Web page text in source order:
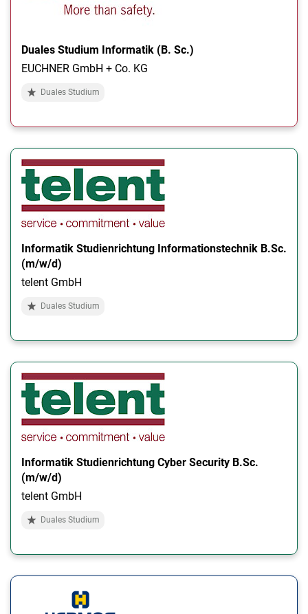
Duales Studium Informatik (B. Sc.)
EUCHNER GmbH + Co. KG
Duales Studium
Informatik Studienrichtung Informationstechnik B.Sc.
(m/w/d)
telent GmbH
Duales Studium
Informatik Studienrichtung Cyber Security B.Sc.
(m/w/d)
telent GmbH
Duales Studium